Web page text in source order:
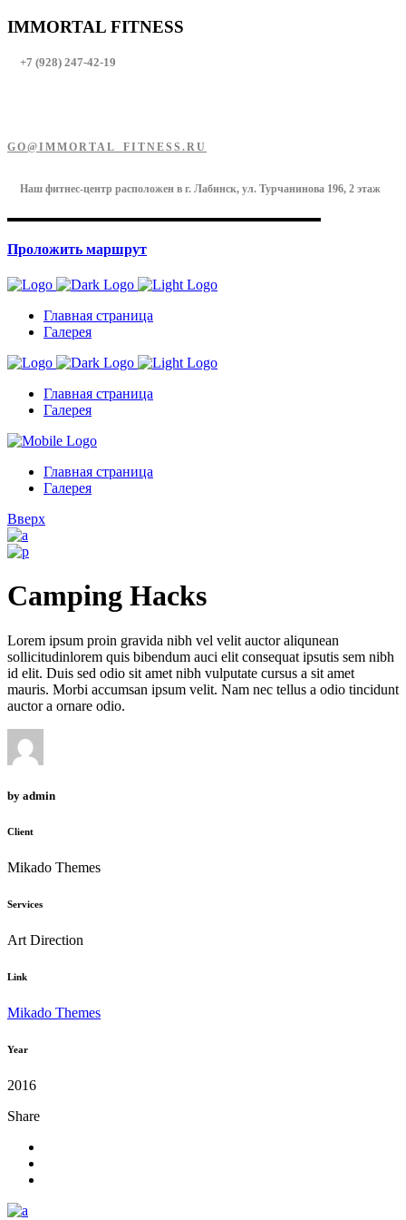
IMMORTAL FITNESS
+7 (928) 247-42-19
GO@IMMORTAL_FITNESS.RU
Наш фитнес-центр расположен в г. Лабинск, ул. Турчанинова 196, 2 этаж
Проложить маршрут
Главная страница
Галерея
Главная страница
Галерея
Главная страница
Галерея
Вверх
Camping Hacks
Lorem ipsum proin gravida nibh vel velit auctor aliqunean
sollicitudinlorem quis bibendum auci elit consequat ipsutis sem nibh
id elit. Duis sed odio sit amet nibh vulputate cursus a sit amet
mauris. Morbi accumsan ipsum velit. Nam nec tellus a odio tincidunt
auctor a ornare odio.
by admin
Client
Mikado Themes
Services
Art Direction
Link
Mikado Themes
Year
2016
Share